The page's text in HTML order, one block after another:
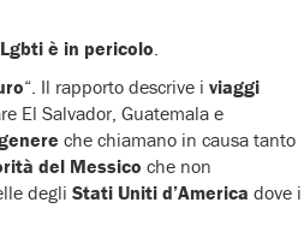
è in pericolo.
“. Il rapporto descrive i viaggi
El Salvador, Guatemala e
che chiamano in causa tanto
del Messico che non
degli Stati Uniti d’America dove i